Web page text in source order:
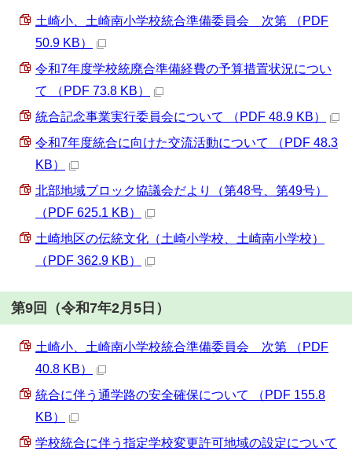
土崎小、土崎南小学校統合準備委員会 次第 （PDF
50.9 KB）
令和7年度学校統廃合準備経費の予算措置状況につい
て （PDF 73.8 KB）
統合記念事業実行委員会について （PDF 48.9 KB）
令和7年度統合に向けた交流活動について （PDF 48.3
KB）
北部地域ブロック協議会だより（第48号、第49号）
（PDF 625.1 KB）
土崎地区の伝統文化（土崎小学校、土崎南小学校）
（PDF 362.9 KB）
第9回（令和7年2月5日）
土崎小、土崎南小学校統合準備委員会 次第 （PDF
40.8 KB）
統合に伴う通学路の安全確保について （PDF 155.8
KB）
学校統合に伴う指定学校変更許可地域の設定について